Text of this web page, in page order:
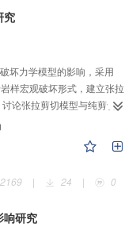
干湿循环过程中滑带土抗
究
坏力学模型的影响，采用
样宏观破坏形式，建立张拉
论张拉剪切模型与纯剪切
影响。研究结果表明：岩
增大，且残余强度与围压呈
变比值随围压升高呈负指
参数和抗拉强度影响；张
增大，与纯剪切模型相
2169
| 24 | 0
响研究